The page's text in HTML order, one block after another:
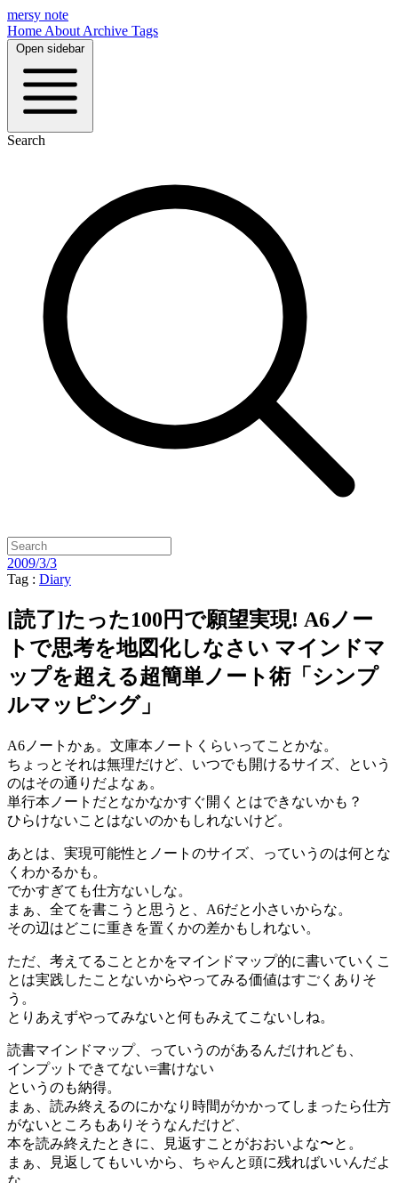
mersy note
Home About Archive Tags
Open sidebar
Search
2009/3/3
Tag : Diary
[読了]たった100円で願望実現! A6ノー
トで思考を地図化しなさい マインドマ
ップを超える超簡単ノート術「シンプ
ルマッピング」
A6ノートかぁ。文庫本ノートくらいってことかな。
ちょっとそれは無理だけど、いつでも開けるサイズ、という
のはその通りだよなぁ。
単行本ノートだとなかなかすぐ開くとはできないかも？
ひらけないことはないのかもしれないけど。
あとは、実現可能性とノートのサイズ、っていうのは何とな
くわかるかも。
でかすぎても仕方ないしな。
まぁ、全てを書こうと思うと、A6だと小さいからな。
その辺はどこに重きを置くかの差かもしれない。
ただ、考えてることとかをマインドマップ的に書いていくこ
とは実践したことないからやってみる価値はすごくありそ
う。
とりあえずやってみないと何もみえてこないしね。
読書マインドマップ、っていうのがあるんだけれども、
インプットできてない=書けない
というのも納得。
まぁ、読み終えるのにかなり時間がかかってしまったら仕方
がないところもありそうなんだけど、
本を読み終えたときに、見返すことがおおいよな〜と。
まぁ、見返してもいいから、ちゃんと頭に残ればいいんだよ